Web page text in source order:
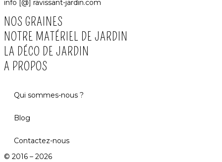
info [@] ravissant-jardin.com
NOS GRAINES
NOTRE MATÉRIEL DE JARDIN
LA DÉCO DE JARDIN
A PROPOS
Qui sommes-nous ?
Blog
Contactez-nous
© 2016 – 2026